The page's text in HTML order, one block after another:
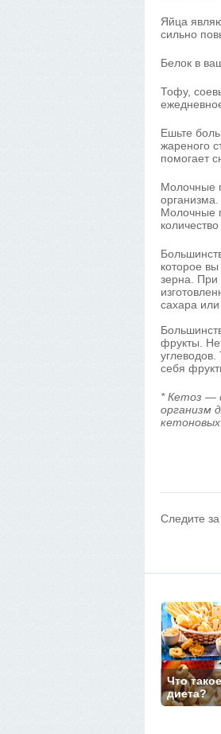
Яйца
сильно
Белок в
Тофу,
Ешьте
жареного
помогает
Молочные
Молочные
которое
зерна. При
сахара или
фрукты.
себя
* Кетоз —
организм
Следите
Что
диета?